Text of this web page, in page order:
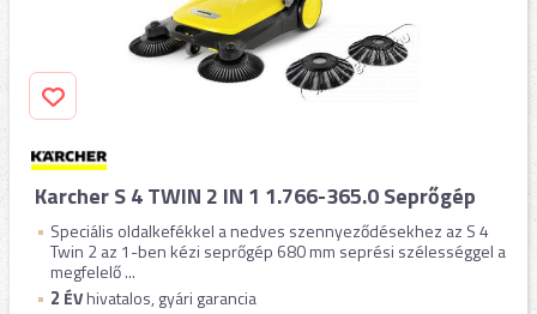
Karcher S 4 TWIN 2 IN 1 1.766-365.0 Seprőgép
Speciális oldalkefékkel a nedves szennyeződésekhez az S 4
Twin 2 az 1-ben kézi seprőgép 680 mm seprési szélességgel a
megfelelő ...
2 ÉVhivatalos, gyári garancia